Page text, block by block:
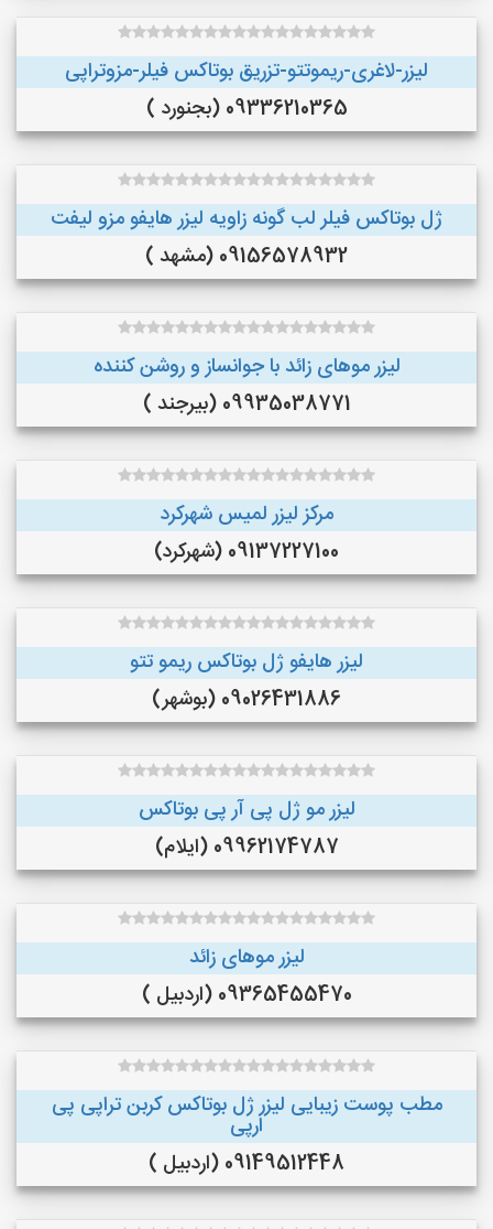
لیزر-لاغری-ریموتتو-تزریق بوتاکس فیلر-مزوتراپی
09336210365 (بجنورد )
ژل بوتاکس فیلر لب گونه زاویه لیزر هایفو مزو لیفت
09156578932 (مشهد )
لیزر موهای زائد با جوانساز و روشن کننده
09935038771 (بیرجند )
مرکز لیزر لمیس شهرکرد
09137227100 (شهرکرد)
لیزر هایفو ژل بوتاکس ریمو تتو
09026431886 (بوشهر)
لیزر مو ژل پی آر پی بوتاکس
09962174787 (ایلام)
لیزر موهای زائد
09365455470 (اردبیل )
مطب پوست زیبایی لیزر ژل بوتاکس کربن تراپی پی
ارپی
09149512448 (اردبیل )